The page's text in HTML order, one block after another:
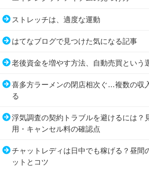
ストレッチは、適度な運動
はてなブログで見つけた気になる記事
老後資金を増やす方法、自動売買という
喜多方ラーメンの閉店相次ぐ…複数の収
る
浮気調査の契約トラブルを避けるには？
用・キャンセル料の確認点
チャットレディは日中でも稼げる？昼間
ットとコツ